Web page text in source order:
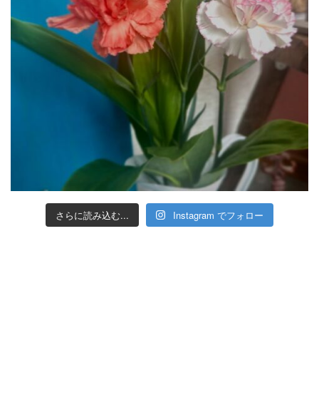
さらに読み込む... Instagram でフォロー